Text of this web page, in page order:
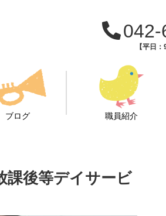
【平日
ブログ 職員紹介
後等デイサービ